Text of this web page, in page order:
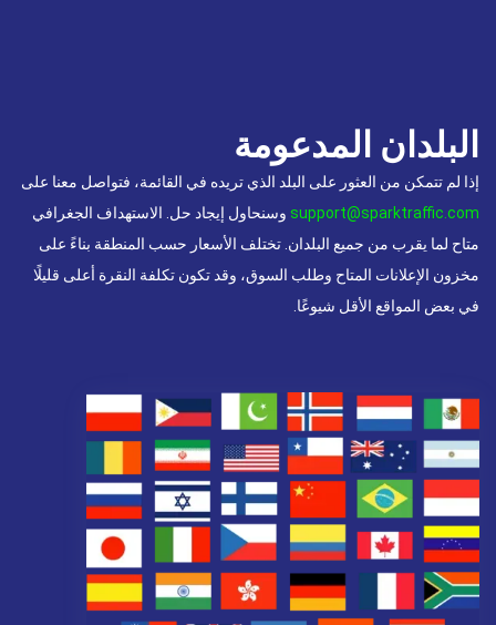
البلدان المدعومة
إذا لم تتمكن من العثور على البلد الذي تريده في القائمة، فتواصل معنا على
support@sparktraffic.com وسنحاول إيجاد حل. الاستهداف الجغرافي
متاح لما يقرب من جميع البلدان. تختلف الأسعار حسب المنطقة بناءً على
مخزون الإعلانات المتاح وطلب السوق، وقد تكون تكلفة النقرة أعلى قليلًا
في بعض المواقع الأقل شيوعًا.